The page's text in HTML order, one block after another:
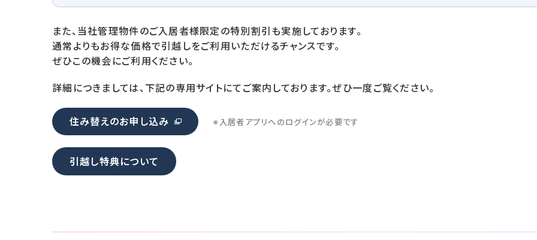
また、当社管理物件のご入居者様限定の特別割引も実施しております。
通常よりもお得な価格で引越しをご利用いただけるチャンスです。
ぜひこの機会にご利用ください。
詳細につきましては、下記の専用サイトにてご案内しております。ぜひ一度ご覧ください。
住み替えのお申し込み ※入居者アプリへのログインが必要です
引越し特典について